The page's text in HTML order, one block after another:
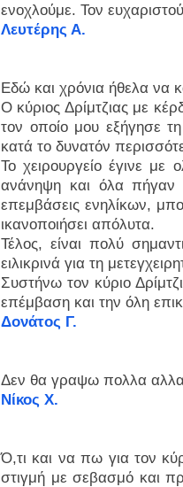
ενοχλούμε. Τον
Λευτέρης Α.
Εδώ και χρόνια ήθελα να
Ο κύριος Δρίμτζιας με
τον οποίο μου εξήγησε τη
κατά το δυνατόν
Το χειρουργείο έγινε
ανάνηψη και όλα πήγαν
επεμβάσεις ενηλίκων,
ικανοποιήσει απόλυτα.
Τέλος, είναι πολύ
ειλικρινά για τη
Συστήνω τον κύριο
επέμβαση και την όλη
Δονάτος Γ.
Δεν θα γραψω πολλα αλλα
Νίκος Χ.
Ό,τι και να πω για τον
στιγμή με σεβασμό και